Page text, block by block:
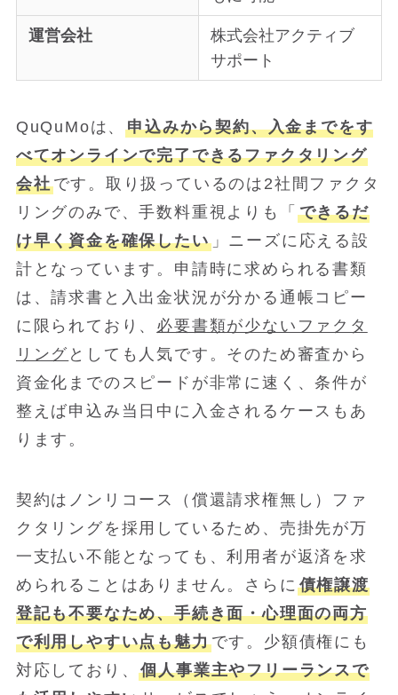
運営会社
株式会社アクティブ
サポート
QuQuMoは、申込みから契約、入金までをす
べてオンラインで完了できるファクタリング
会社です。取り扱っているのは2社間ファクタ
リングのみで、手数料重視よりも「 できるだ
け早く資金を確保したい」ニーズに応える設
計となっています。申請時に求められる書類
は、請求書と入出金状況が分かる通帳コピー
に限られており、 必要書類が少ないファクタ
リング としても人気です。そのため審査から
資金化までのスピードが非常に速く、条件が
整えば申込み当日中に入金されるケースもあ
ります。
契約はノンリコース（償還請求権無し）ファ
クタリングを採用しているため、売掛先が万
一支払い不能となっても、利用者が返済を求
められることはありません。さらに 債権譲渡
登記も不要なため、手続き面・心理面の両方
で利用しやすい点も魅力です。少額債権にも
対応しており、個人事業主やフリーランスで